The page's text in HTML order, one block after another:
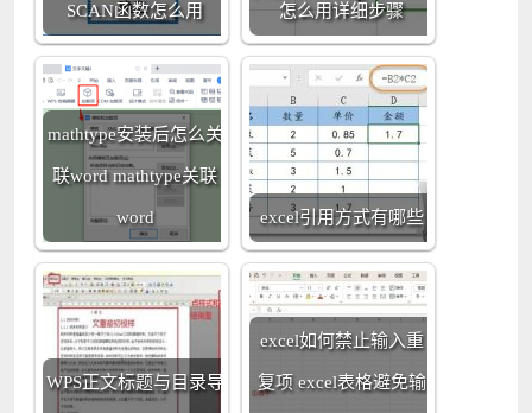
SCAN函数怎么用 怎么用详细步骤
mathtype安装后怎么关
联word mathtype关联
word excel引用方式有哪些
WPS正文标题与目录导
excel如何禁止输入重
复项 excel表格避免输